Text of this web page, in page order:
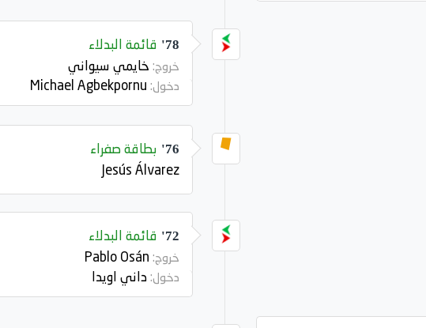
78' قائمة البدلاء
خروج: خايمي سيواني
دخول:
76'
بطاقة صفراء
Jesús Álvarez
72' قائمة البدلاء
خروج:
دخول:داني اويدا